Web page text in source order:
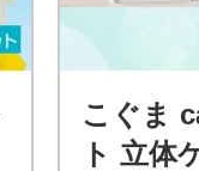
こぐま
ト 立体